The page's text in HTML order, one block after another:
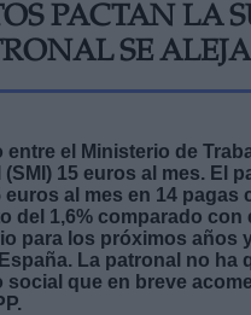
PACTAN LA
SE
el Ministerio de
15 euros al mes. El
al mes en 14
1,6% comparado con
para los próximos años
La patronal no
que en breve